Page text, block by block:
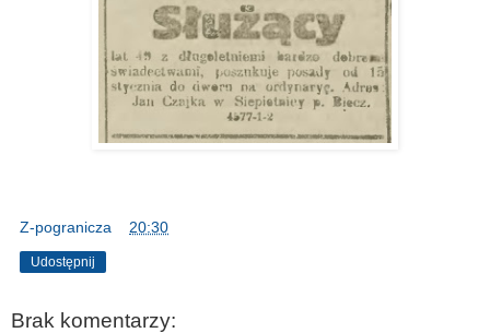
Z-pogranicza 20:30
Udostępnij
Brak komentarzy: